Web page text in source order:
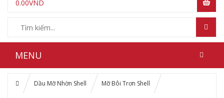
0.00VND
MENU
Dầu Mỡ Nhờn Shell Mỡ Bôi Trơn Shell